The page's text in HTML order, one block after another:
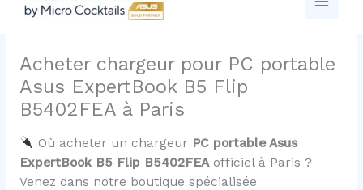
contenu
Acheter chargeur pour PC portable
Asus ExpertBook B5 Flip
B5402FEA à Paris
Où acheter un chargeur PC portable Asus
ExpertBook B5 Flip B5402FEAofficiel à Paris ?
Venez dans notre boutique spécialisée